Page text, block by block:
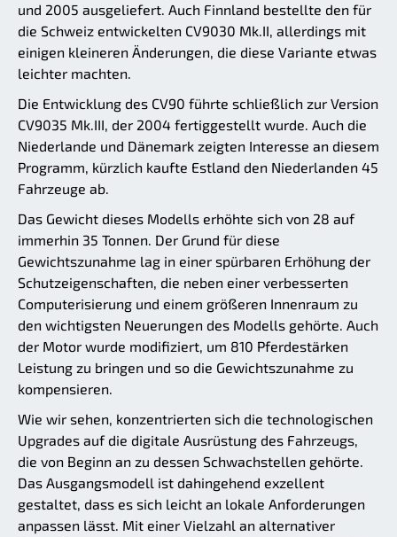
und 2005 ausgeliefert. Auch Finnland bestellte den für
die Schweiz entwickelten CV9030 Mk.II, allerdings mit
einigen kleineren Änderungen, die diese Variante etwas
leichter machten.
Die Entwicklung des CV90 führte schließlich zur Version
CV9035 Mk.III, der 2004 fertiggestellt wurde. Auch die
Niederlande und Dänemark zeigten Interesse an diesem
Programm, kürzlich kaufte Estland den Niederlanden 45
Fahrzeuge ab.
Das Gewicht dieses Modells erhöhte sich von 28 auf
immerhin 35 Tonnen. Der Grund für diese
Gewichtszunahme lag in einer spürbaren Erhöhung der
Schutzeigenschaften, die neben einer verbesserten
Computerisierung und einem größeren Innenraum zu
den wichtigsten Neuerungen des Modells gehörte. Auch
der Motor wurde modifiziert, um 810 Pferdestärken
Leistung zu bringen und so die Gewichtszunahme zu
kompensieren.
Wie wir sehen, konzentrierten sich die technologischen
Upgrades auf die digitale Ausrüstung des Fahrzeugs,
die von Beginn an zu dessen Schwachstellen gehörte.
Das Ausgangsmodell ist dahingehend exzellent
gestaltet, dass es sich leicht an lokale Anforderungen
anpassen lässt. Mit einer Vielzahl an alternativer